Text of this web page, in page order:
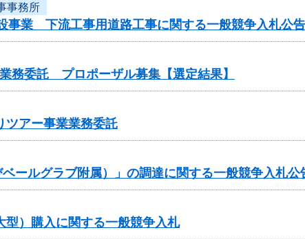
事務所
事業 下流工事用道路工事に関する一般競争入札公告
務委託 プロポーザル募集【選定結果】
ツアー事業業務委託
ールグラブ附属）」の調達に関する一般競争入札公
）購入に関する一般競争入札